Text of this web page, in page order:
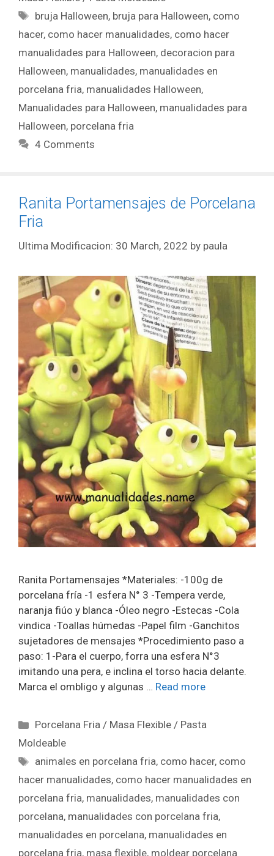
bruja Halloween, bruja para Halloween, como
hacer, como hacer manualidades, como hacer
manualidades para Halloween, decoracion para
Halloween, manualidades, manualidades en
porcelana fria, manualidades Halloween,
Manualidades para Halloween, manualidades para
Halloween, porcelana fria
4 Comments
Ranita Portamensajes de Porcelana
Fria
30 March, 2022 by paula
Ranita Portamensajes *Materiales: -100g de
porcelana fría -1 esfera N° 3 -Tempera verde,
naranja fiúo y blanca -Óleo negro -Estecas -Cola
vindica -Toallas húmedas -Papel film -Ganchitos
sujetadores de mensajes *Procedimiento paso a
paso: 1-Para el cuerpo, forra una esfera N°3
imitando una pera, e inclina el torso hacia delante.
Marca el ombligo y algunas … Read more
Porcelana Fria / Masa Flexible / Pasta
Moldeable
animales en porcelana fria, como hacer, como
hacer manualidades, como hacer manualidades en
porcelana fria, manualidades, manualidades con
porcelana, manualidades con porcelana fria,
manualidades en porcelana, manualidades en
porcelana fria, masa flexible, moldear porcelana